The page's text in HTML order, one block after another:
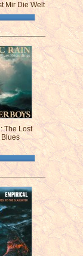
Mir Die Welt
The Lost
Blues